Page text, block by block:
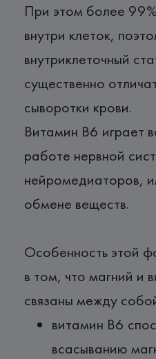
При этом более
внутри клеток,
внутриклеточный
существенно
сыворотки крови.
Витамин В6 играет
работе нервной
нейромедиаторов,
обмене веществ.
Особенность этой
в том, что магний и
связаны между
витамин В6
всасыванию